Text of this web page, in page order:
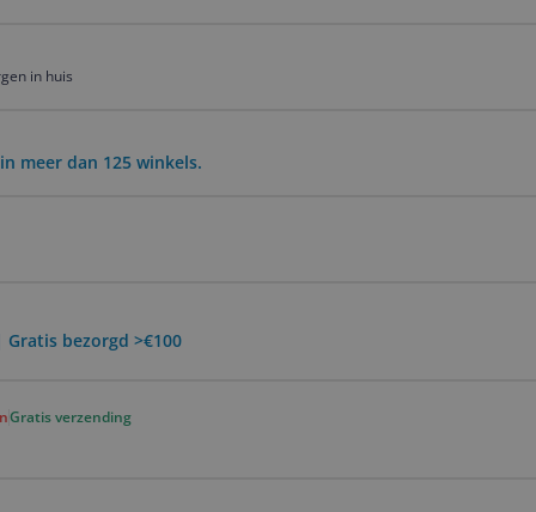
in huis
meer dan 125 winkels.
bezorgd >€100
Gratis verzending